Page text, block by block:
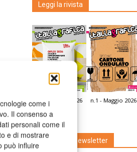
come i
Il consenso a
personali come il
e di mostrare
può influire
Leggi la rivista
n.2 - Giugno 2026 n.1 - Maggio 2026
Edicola Web
Iscriviti alla newsletter